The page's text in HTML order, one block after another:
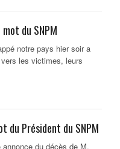
du SNPM
notre pays hier soir a
les victimes, leurs
du Président du SNPM
du décès de M.